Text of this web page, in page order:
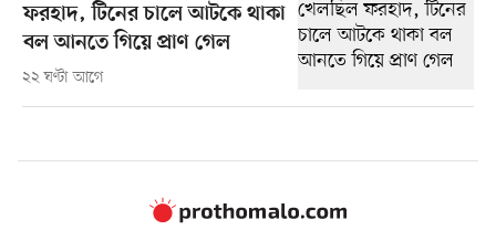
ফরহাদ, টিনের চালে আটকে থাকা
বল আনতে গিয়ে প্রাণ গেল
২২ ঘণ্টা আগে